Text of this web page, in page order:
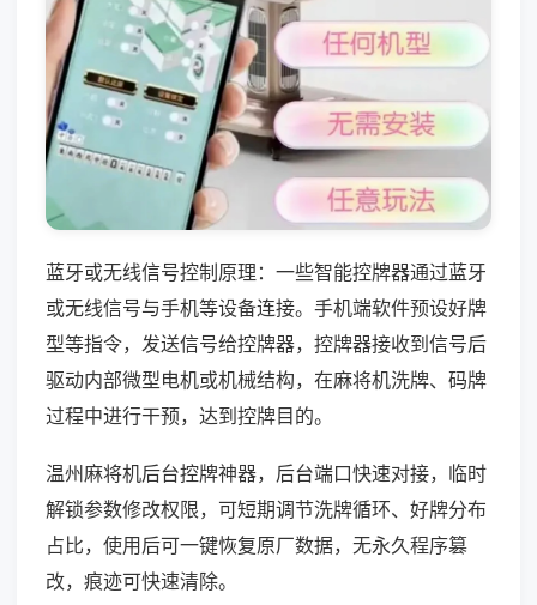
蓝牙或无线信号控制原理：一些智能控牌器通过蓝牙
或无线信号与手机等设备连接。手机端软件预设好牌
型等指令，发送信号给控牌器，控牌器接收到信号后
驱动内部微型电机或机械结构，在麻将机洗牌、码牌
过程中进行干预，达到控牌目的。
温州麻将机后台控牌神器，后台端口快速对接，临时
解锁参数修改权限，可短期调节洗牌循环、好牌分布
占比，使用后可一键恢复原厂数据，无永久程序篡
改，痕迹可快速清除。